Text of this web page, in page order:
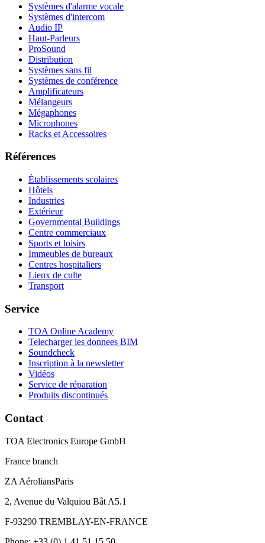
Systèmes d'alarme vocale
Systèmes d'intercom
Audio IP
Haut-Parleurs
ProSound
Distribution
Systèmes sans fil
Systèmes de conférence
Amplificateurs
Mélangeurs
Mégaphones
Microphones
Racks et Accessoires
Références
Établissements scolaires
Hôtels
Industries
Extérieur
Governmental Buildings
Centre commerciaux
Sports et loisirs
Immeubles de bureaux
Centres hospitaliers
Lieux de culte
Transport
Service
TOA Online Academy
Telecharger les donnees BIM
Soundcheck
Inscription à la newsletter
Vidéos
Service de réparation
Produits discontinués
Contact
TOA Electronics Europe GmbH
France branch
ZA AéroliansParis
2, Avenue du Valquiou Bât A5.1
F-93290 TREMBLAY-EN-FRANCE